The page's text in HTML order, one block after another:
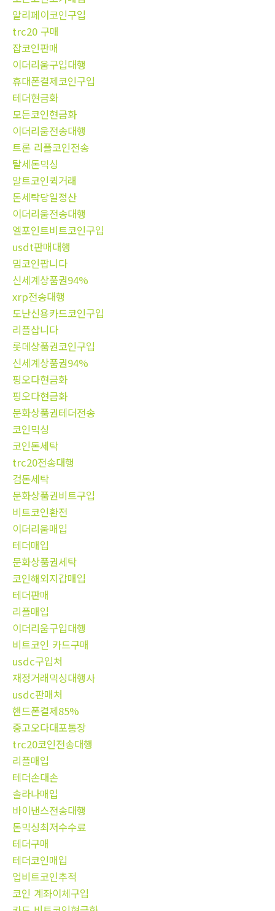
알리페이코인구입
trc20 구매
잡코인판매
이더리움구입대행
휴대폰결제코인구입
테더현금화
모든코인현금화
이더리움전송대행
트론 리플코인전송
탈세돈믹싱
알트코인퀵거래
돈세탁당일정산
이더리움전송대행
엘포인트비트코인구입
usdt판매대행
밈코인팝니다
신세계상품권94%
xrp전송대행
도난신용카드코인구입
리플삽니다
롯데상품권코인구입
신세계상품권94%
핑오다현금화
핑오다현금화
문화상품권테더전송
코인믹싱
코인돈세탁
trc20전송대행
검돈세탁
문화상품권비트구입
비트코인환전
이더리움매입
테더매입
문화상품권세탁
코인해외지갑매입
테더판매
리플매입
이더리움구입대행
비트코인 카드구매
usdc구입처
재정거래믹싱대행사
usdc판매처
핸드폰결제85%
중고오다대포통장
trc20코인전송대행
리플매입
테더손대손
솔라나매입
바이낸스전송대행
돈믹싱최저수수료
테더구매
테더코인매입
업비트코인추적
코인 계좌이체구입